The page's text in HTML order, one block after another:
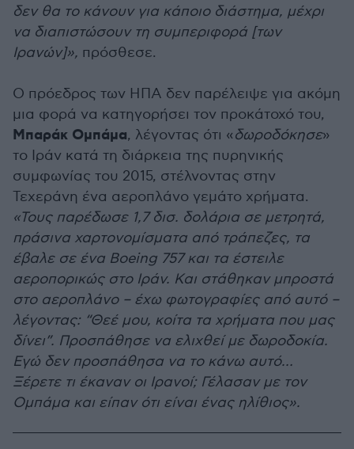
δεν θα το κάνουν για κάποιο διάστημα, μέχρι
να διαπιστώσουν τη συμπεριφορά [των
Ιρανών]», πρόσθεσε.
Ο πρόεδρος των ΗΠΑ δεν παρέλειψε για ακόμη
μια φορά να κατηγορήσει τον προκάτοχό του,
Μπαράκ Ομπάμα, λέγοντας ότι «δωροδόκησε»
το Ιράν κατά τη διάρκεια της πυρηνικής
συμφωνίας του 2015, στέλνοντας στην
Τεχεράνη ένα αεροπλάνο γεμάτο χρήματα.
«Τους παρέδωσε 1,7 δισ. δολάρια σε μετρητά,
πράσινα χαρτονομίσματα από τράπεζες, τα
έβαλε σε ένα Boeing 757 και τα έστειλε
αεροπορικώς στο Ιράν. Και στάθηκαν μπροστά
στο αεροπλάνο – έχω φωτογραφίες από αυτό –
λέγοντας: “Θεέ μου, κοίτα τα χρήματα που μας
δίνει”. Προσπάθησε να ελιχθεί με δωροδοκία.
Εγώ δεν προσπάθησα να το κάνω αυτό…
Ξέρετε τι έκαναν οι Ιρανοί; Γέλασαν με τον
Ομπάμα και είπαν ότι είναι ένας ηλίθιος».